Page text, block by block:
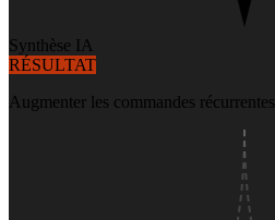
Synthèse IA
RÉSULTAT
Augmenter les commandes récurrentes